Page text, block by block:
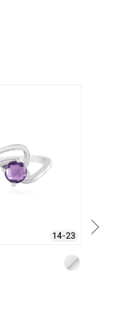
14-23